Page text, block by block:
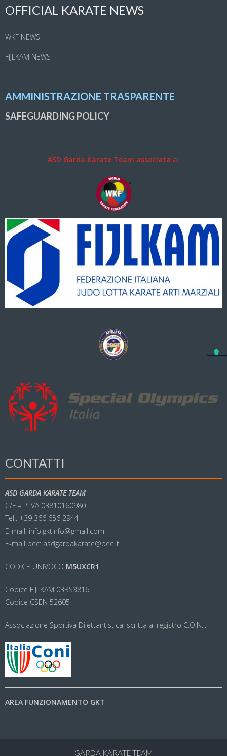
OFFICIAL KARATE NEWS
WKF NEWS
FIJLKAM NEWS
AMMINISTRAZIONE TRASPARENTE
SAFEGUARDING POLICY
ASD Garda Karate Team associata a:
CONTATTI
ASD GARDA KARATE TEAM
C/F – P IVA 03810160980
Tel.: +39 366 656 2944
E-mail: info.gktinfo@gmail.com
E-mail pec: asdgardakarate@pec.it
CODICE UNIVOCO M5UXCR1
Codice FIJLKAM 03BS3816
Codice CSEN 52605
Associazione Sportiva Dilettantistica iscritta al registro C.O.N.I.
AREA FUNZIONAMENTO GKT
GARDA KARATE TEAM